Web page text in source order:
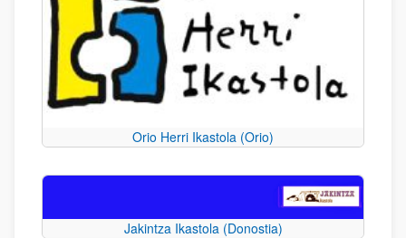
Orio Herri Ikastola (Orio)
Jakintza Ikastola (Donostia)